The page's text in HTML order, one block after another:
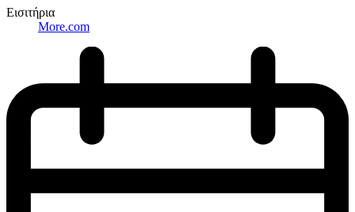
Εισιτήρια
More.com